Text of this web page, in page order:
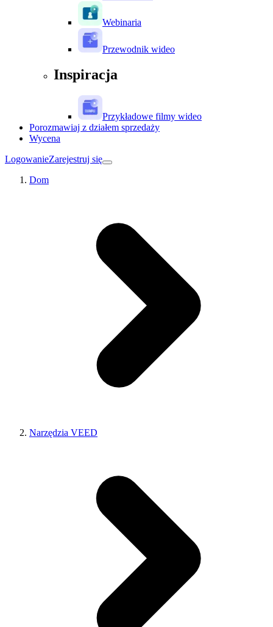
Webinaria
Przewodnik wideo
Inspiracja
Przykładowe filmy wideo
Porozmawiaj z działem sprzedaży
Wycena
LogowanieZarejestruj się
Dom
Narzędzia VEED